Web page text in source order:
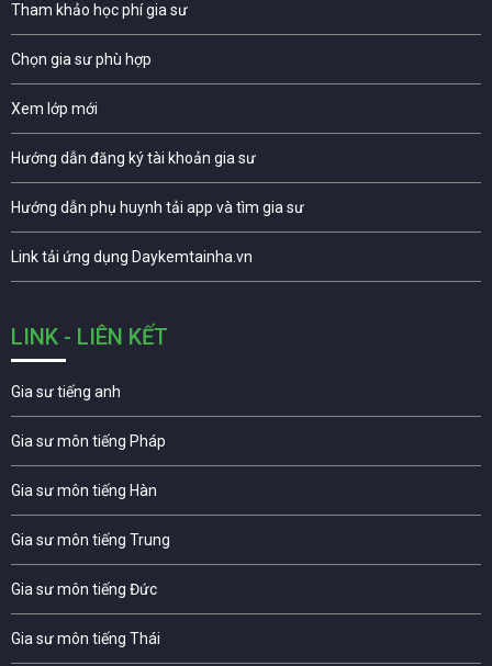
Tham khảo học phí gia sư
Chọn gia sư phù hợp
Xem lớp mới
Hướng dẫn đăng ký tài khoản gia sư
Hướng dẫn phụ huynh tải app và tìm gia sư
Link tải ứng dụng Daykemtainha.vn
LINK - LIÊN KẾT
Gia sư tiếng anh
Gia sư môn tiếng Pháp
Gia sư môn tiếng Hàn
Gia sư môn tiếng Trung
Gia sư môn tiếng Đức
Gia sư môn tiếng Thái